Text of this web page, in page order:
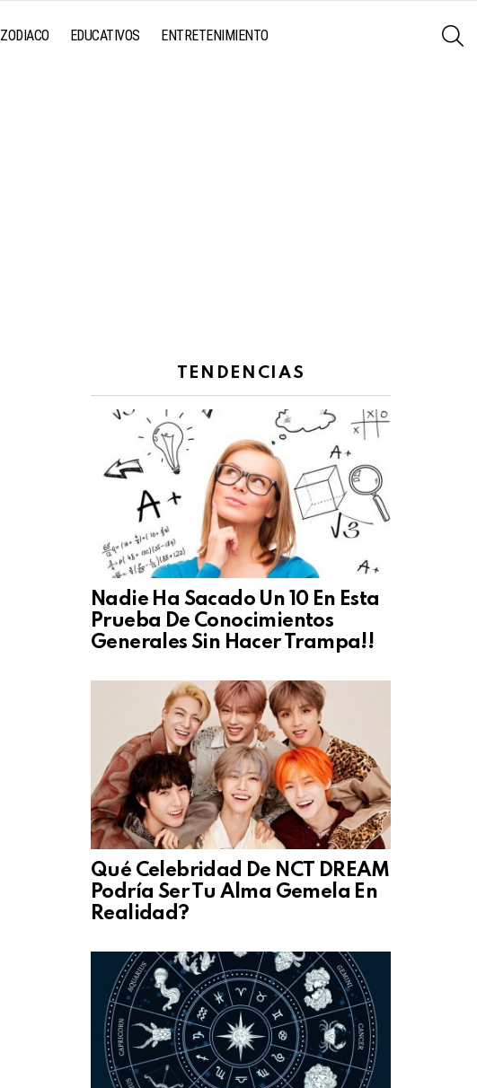
ZODIACO EDUCATIVOS ENTRETENIMIENTO
TENDENCIAS
Nadie Ha Sacado Un 10 En Esta
Prueba De Conocimientos
Generales Sin Hacer Trampa!!
Qué Celebridad De NCT DREAM
Podría Ser Tu Alma Gemela En
Realidad?